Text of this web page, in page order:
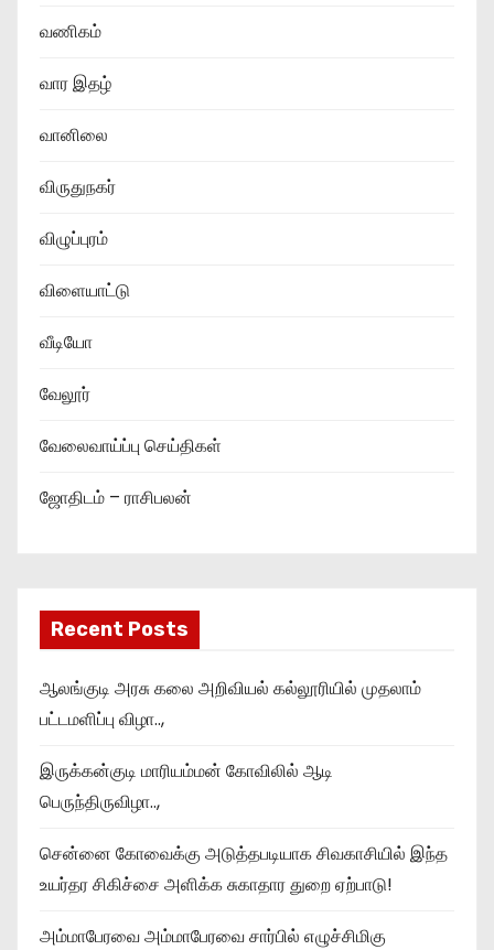
வணிகம்
வார இதழ்
வானிலை
விருதுநகர்
விழுப்புரம்
விளையாட்டு
வீடியோ
வேலூர்
வேலைவாய்ப்பு செய்திகள்
ஜோதிடம் – ராசிபலன்
Recent Posts
ஆலங்குடி அரசு கலை அறிவியல் கல்லூரியில் முதலாம்
பட்டமளிப்பு விழா..,
இருக்கன்குடி மாரியம்மன் கோவிலில் ஆடி
பெருந்திருவிழா..,
சென்னை கோவைக்கு அடுத்தபடியாக சிவகாசியில் இந்த
உயர்தர சிகிச்சை அளிக்க சுகாதார துறை ஏற்பாடு!
அம்மாபேரவை அம்மாபேரவை சார்பில் எழுச்சிமிகு